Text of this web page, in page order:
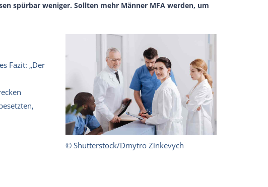
spürbar weniger. Sollten mehr Männer MFA werden, um
© Shutterstock/Dmytro Zinkevych
Fazit: „Der